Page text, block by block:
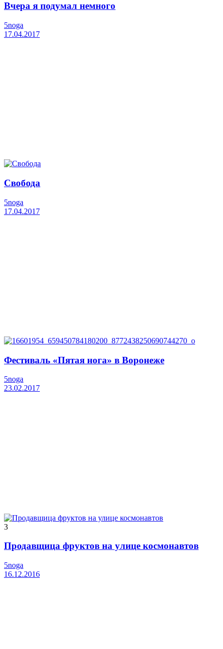
Вчера я подумал немного
5noga
17.04.2017
Свобода
5noga
17.04.2017
Фестиваль «Пятая нога» в Воронеже
5noga
23.02.2017
3
Продавщица фруктов на улице космонавтов
5noga
16.12.2016